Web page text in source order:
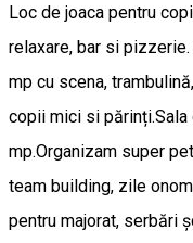
Loc de joaca pentru
relaxare, bar si
mp cu scena,
copii mici si
mp.Organizam super
team building, zile
pentru majorat, serbări